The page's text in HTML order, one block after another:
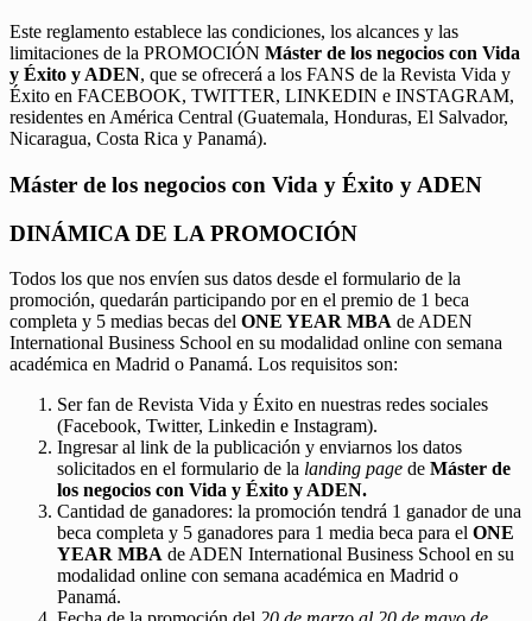
Este reglamento establece las condiciones, los alcances y las
limitaciones de la PROMOCIÓN Máster de los negocios con Vida
y Éxito y ADEN, que se ofrecerá a los FANS de la Revista Vida y
Éxito en FACEBOOK, TWITTER, LINKEDIN e INSTAGRAM,
residentes en América Central (Guatemala, Honduras, El Salvador,
Nicaragua, Costa Rica y Panamá).
Máster de los negocios con Vida y Éxito y ADEN
DINÁMICA DE LA PROMOCIÓN
Todos los que nos envíen sus datos desde el formulario de la
promoción, quedarán participando por en el premio de 1 beca
completa y 5 medias becas del ONE YEAR MBA de ADEN
International Business School en su modalidad online con semana
académica en Madrid o Panamá. Los requisitos son:
Ser fan de Revista Vida y Éxito en nuestras redes sociales
(Facebook, Twitter, Linkedin e Instagram).
Ingresar al link de la publicación y enviarnos los datos
solicitados en el formulario de la landing page de Máster de
los negocios con Vida y Éxito y ADEN.
Cantidad de ganadores: la promoción tendrá 1 ganador de una
beca completa y 5 ganadores para 1 media beca para el ONE
YEAR MBA de ADEN International Business School en su
modalidad online con semana académica en Madrid o
Panamá.